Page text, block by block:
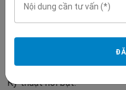
Thoái hóa khớp.
Kỹ thuật nổi bật: